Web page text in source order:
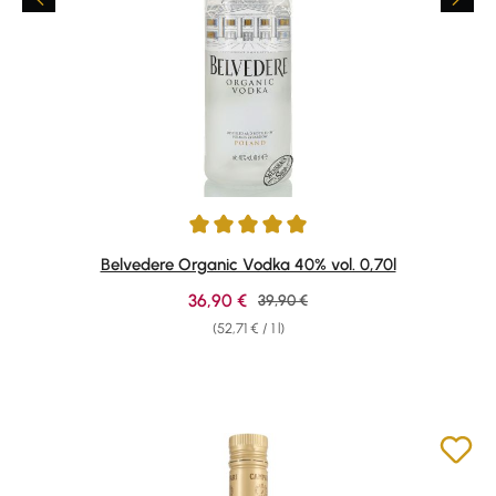
Average rating of 5 out of 5 stars
Belvedere Organic Vodka 40% vol. 0,70l
(52,71 € / 1 l)
Sale price:
36,90 € Regular price:
39,90 €